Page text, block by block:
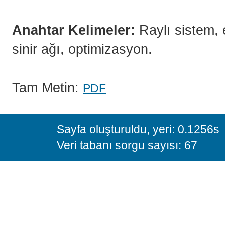
Anahtar Kelimeler: Raylı
sinir ağı, optimizasyon.
Tam Metin: PDF
Sayfa oluşturuldu, yeri: 0.1256s
Veri tabanı sorgu sayısı: 67